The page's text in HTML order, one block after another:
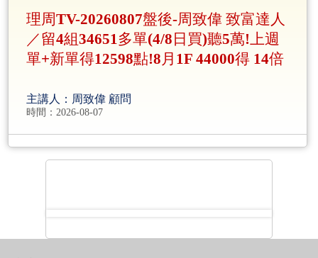
理周TV-20260807盤後-周致偉 致富達人
／留4組34651多單(4/8日買)聽5萬!上週
單+新單得12598點!8月1F 44000得 14倍
主講人：周致偉 顧問
時間：2026-08-07